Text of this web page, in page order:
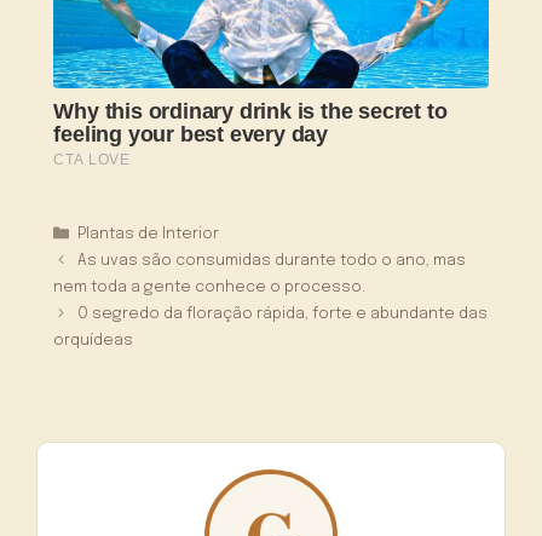
Categorias
Plantas de Interior
As uvas são consumidas durante todo o ano, mas
nem toda a gente conhece o processo.
O segredo da floração rápida, forte e abundante das
orquídeas